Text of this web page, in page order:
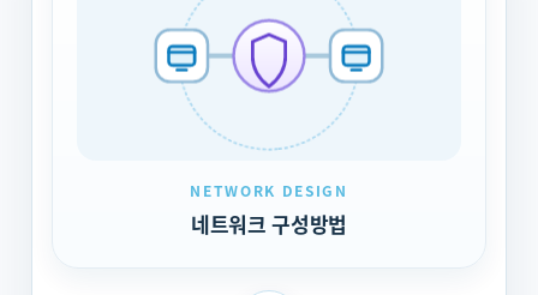
NETWORK DESIGN
네트워크 구성방법